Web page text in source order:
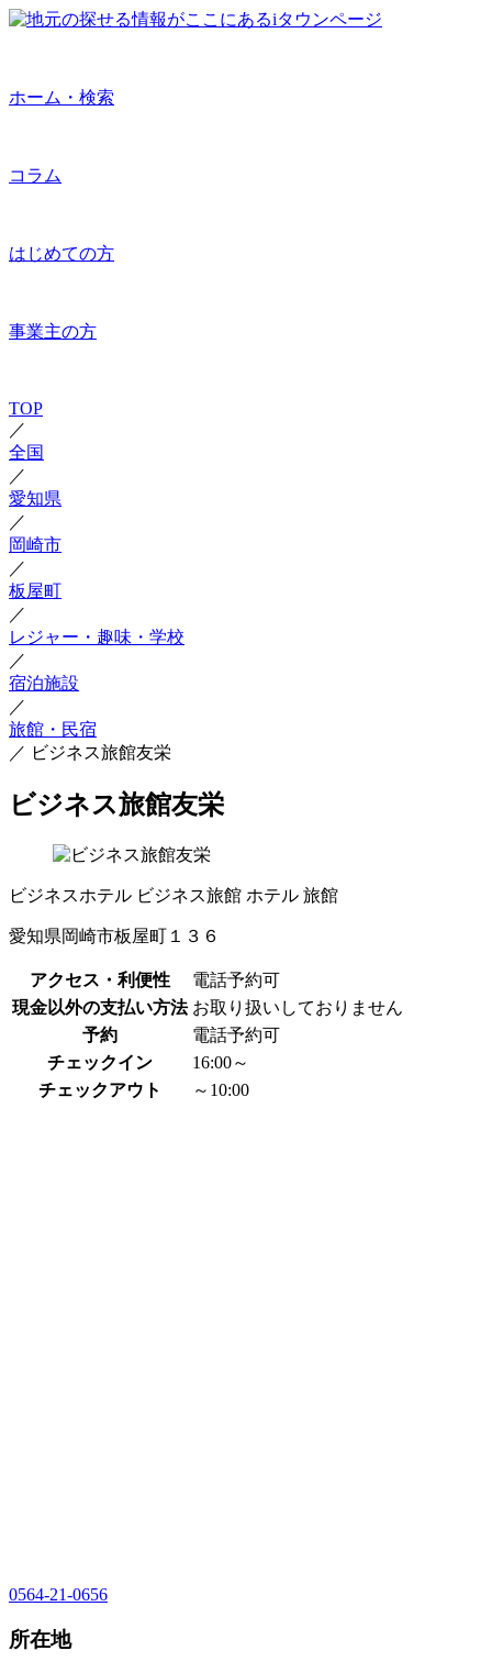
ホーム・検索
コラム
はじめての方
事業主の方
TOP
／
全国
／
愛知県
／
岡崎市
／
板屋町
／
レジャー・趣味・学校
／
宿泊施設
／
旅館・民宿
／ ビジネス旅館友栄
ビジネス旅館友栄
ビジネスホテル ビジネス旅館 ホテル 旅館
愛知県岡崎市板屋町１３６
アクセス・利便性
電話予約可
現金以外の支払い方法 お取り扱いしておりません
予約
電話予約可
チェックイン
16:00～
チェックアウト
～10:00
0564-21-0656
所在地